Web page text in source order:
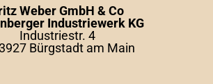
Weber GmbH & Co
Industriewerk KG
Industriestr. 4
Bürgstadt am Main